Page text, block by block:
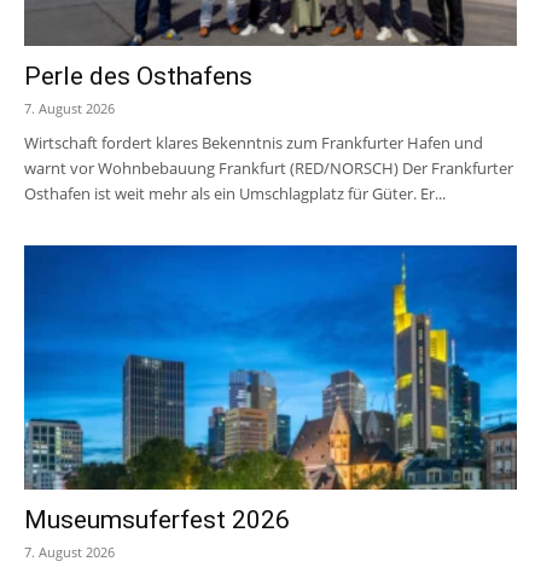
Perle des Osthafens
7. August 2026
Wirtschaft fordert klares Bekenntnis zum Frankfurter Hafen und
warnt vor Wohnbebauung Frankfurt (RED/NORSCH) Der Frankfurter
Osthafen ist weit mehr als ein Umschlagplatz für Güter. Er...
Museumsuferfest 2026
7. August 2026